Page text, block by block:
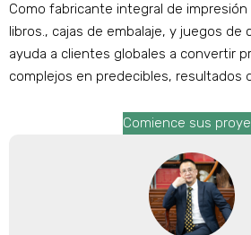
Como fabricante integral de impresión
libros., cajas de embalaje, y juegos de
ayuda a clientes globales a convertir
complejos en predecibles, resultados
Comience sus